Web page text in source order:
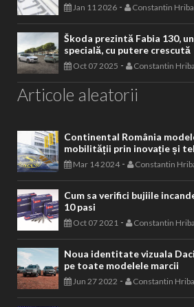
Jan 11 2026 - Constantin
Škoda prezintă Fabia 130,
specială, cu putere crescută
Oct 07 2025 - Constantin
Articole aleatorii
Continental România
mobilității prin inovație și
Mar 14 2024- Constantin
Cum sa verifici bujiile
10 pasi
Oct 07 2021 - Constantin
Noua identitate vizuala
pe toate modelele marcii
Jun 27 2022 - Constantin